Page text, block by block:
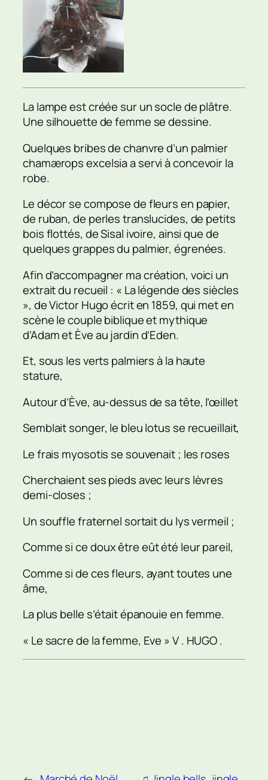
La lampe est créée sur un socle de plâtre.
Une silhouette de femme se dessine.
Quelques bribes de chanvre d’un palmier
chamærops excelsia a servi à concevoir la
robe.
Le décor se compose de fleurs en papier,
de ruban, de perles translucides, de petits
bois flottés, de Sisal ivoire, ainsi que de
quelques grappes du palmier, égrenées.
Afin d’accompagner ma création, voici un
extrait du recueil : « La légende des siècles
», de Victor Hugo écrit en 1859, qui met en
scène le couple biblique et mythique
d’Adam et Ève au jardin d’Eden.
Et, sous les verts palmiers à la haute
stature,
Autour d’Ève, au-dessus de sa tête, l’œillet
Semblait songer, le bleu lotus se recueillait,
Le frais myosotis se souvenait ; les roses
Cherchaient ses pieds avec leurs lèvres
demi-closes ;
Un souffle fraternel sortait du lys vermeil ;
Comme si ce doux être eût été leur pareil,
Comme si de ces fleurs, ayant toutes une
âme,
La plus belle s’était épanouie en femme.
« Le sacre de la femme, Eve » V . HUGO .